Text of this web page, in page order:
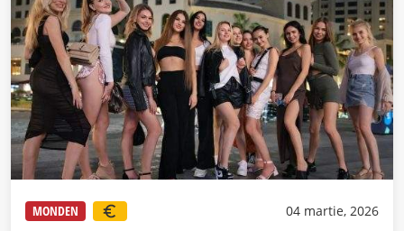
MONDEN 04 martie, 2026